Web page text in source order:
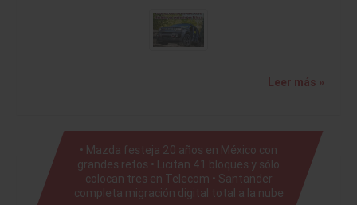
Leer más »
• Mazda festeja 20 años en México con
grandes retos • Licitan 41 bloques y sólo
colocan tres en Telecom • Santander
completa migración digital total a la nube